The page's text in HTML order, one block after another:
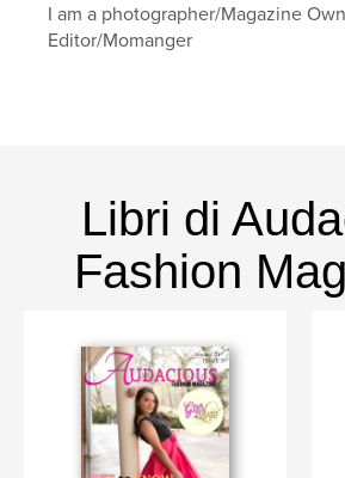
I am a photographer/Magazine
Editor/Momanger
Libri di
Fashion